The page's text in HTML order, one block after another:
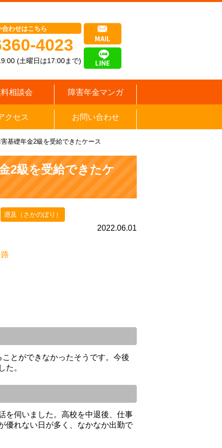
合わせはこちら
4023
(土曜日は17:00まで)
相談会 障害年金マンガ
クセス お問い合わせ
基礎年金2級を受給できたケース
給
。
て
思
2級を受給できたケ
遡及（さかのぼり）
2022.06.01
とができなかったそうです。今後
た。
を伺いました。高校を中退後、仕事
優れない日が多く、なかなか出勤で